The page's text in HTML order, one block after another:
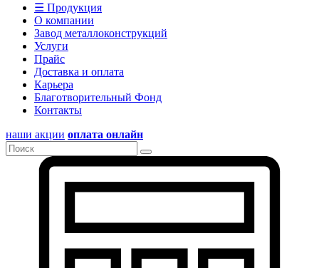
☰ Продукция
О компании
Завод металлоконструкций
Услуги
Прайс
Доставка и оплата
Карьера
Благотворительный Фонд
Контакты
наши акции оплата онлайн